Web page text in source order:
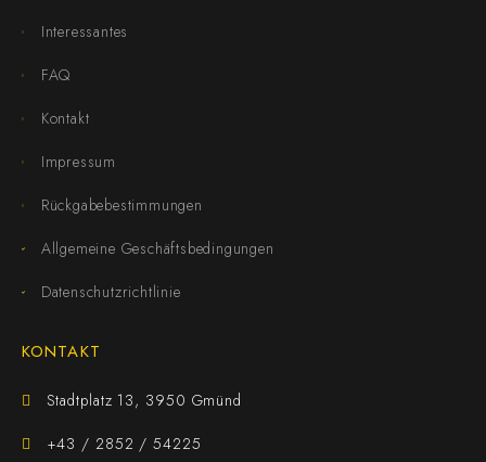
Interessantes
FAQ
Kontakt
Impressum
Rückgabebestimmungen
Allgemeine Geschäftsbedingungen
Datenschutzrichtlinie
KONTAKT
Stadtplatz 13, 3950 Gmünd
+43 / 2852 / 54225